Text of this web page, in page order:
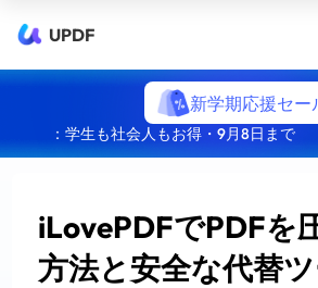
UPDF
新学期応援セー
：学生も社会人もお得・9月8日まで
iLovePDFでPDFを
方法と安全な代替